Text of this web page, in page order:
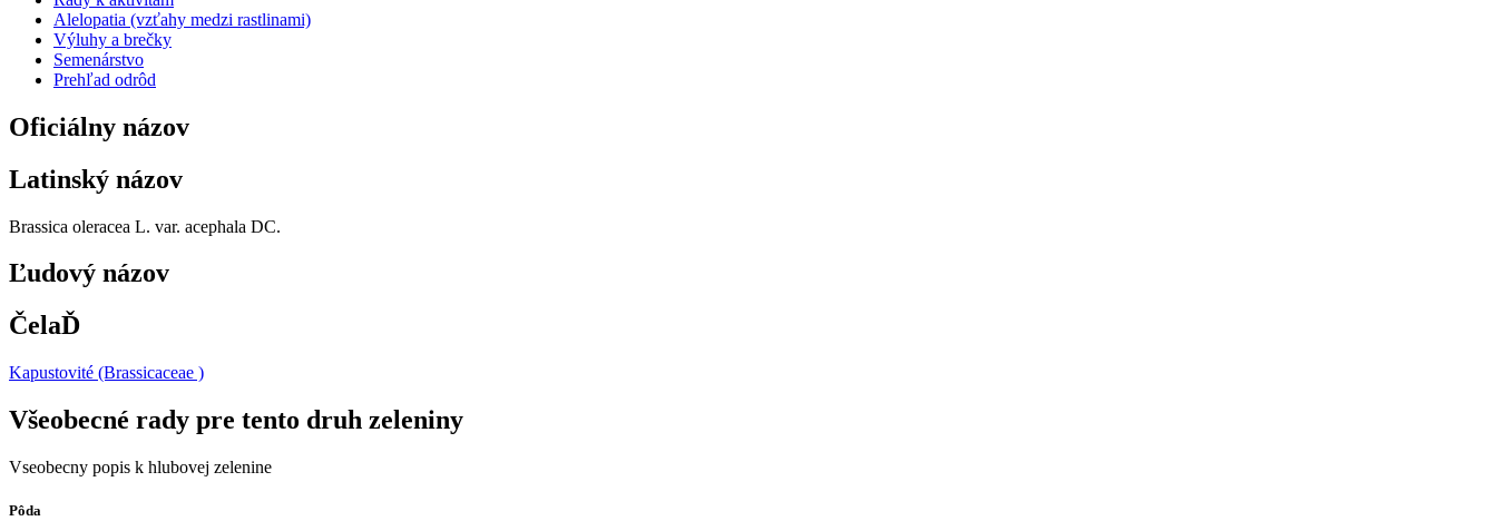
Alelopatia (vzťahy medzi rastlinami)
Výluhy a brečky
Semenárstvo
Prehľad odrôd
Oficiálny názov
Latinský názov
Brassica oleracea L. var. acephala DC.
Ľudový názov
ČelaĎ
Kapustovité (Brassicaceae )
Všeobecné rady pre tento druh zeleniny
Vseobecny popis k hlubovej zelenine
Pôda